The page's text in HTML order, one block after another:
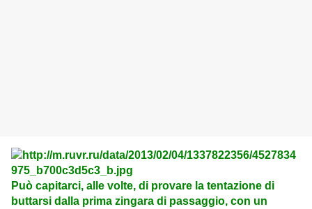
Può capitarci, alle volte, di provare la tentazione di
buttarsi dalla prima zingara di passaggio, con un